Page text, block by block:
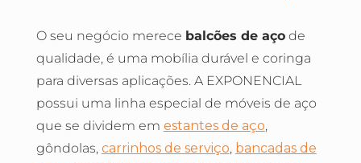
O seu negócio merece balcões de açode
qualidade, é uma mobília durável e coringa
para diversas aplicações. A EXPONENCIAL
possui uma linha especial de móveis de aço
que se dividem em estantes de aço,
gôndolas, carrinhos de serviço, bancadas de